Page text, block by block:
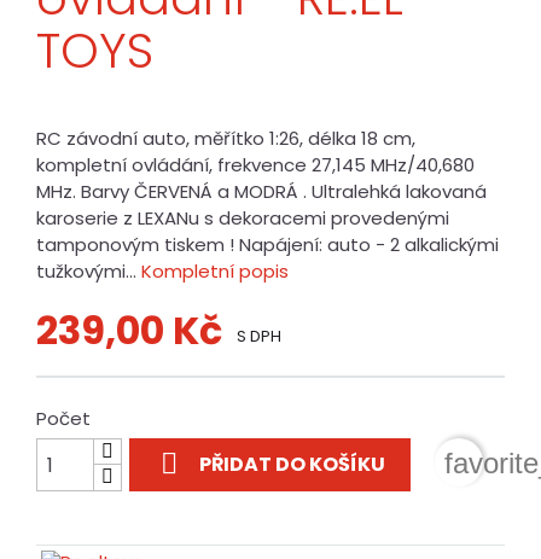
TOYS
RC závodní auto, měřítko 1:26, délka 18 cm,
kompletní ovládání, frekvence 27,145 MHz/40,680
MHz. Barvy ČERVENÁ a MODRÁ . Ultralehká lakovaná
karoserie z LEXANu s dekoracemi provedenými
tamponovým tiskem ! Napájení: auto - 2 alkalickými
tužkovými... Kompletní popis
239,00 Kč S DPH
Počet
 PŘIDAT DO KOŠÍKU